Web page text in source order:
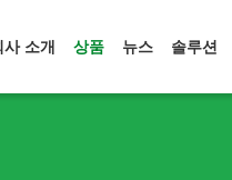
사 소개 상품 뉴스 솔루션